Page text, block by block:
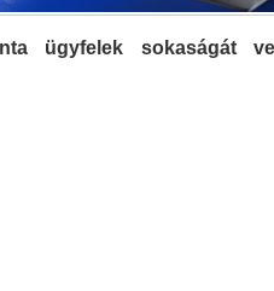
ügyfelek sokaságát